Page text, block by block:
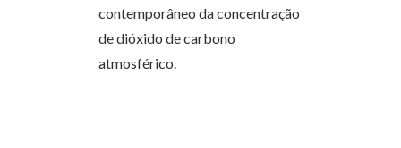
contemporâneo da concentração
de dióxido de carbono
atmosférico.